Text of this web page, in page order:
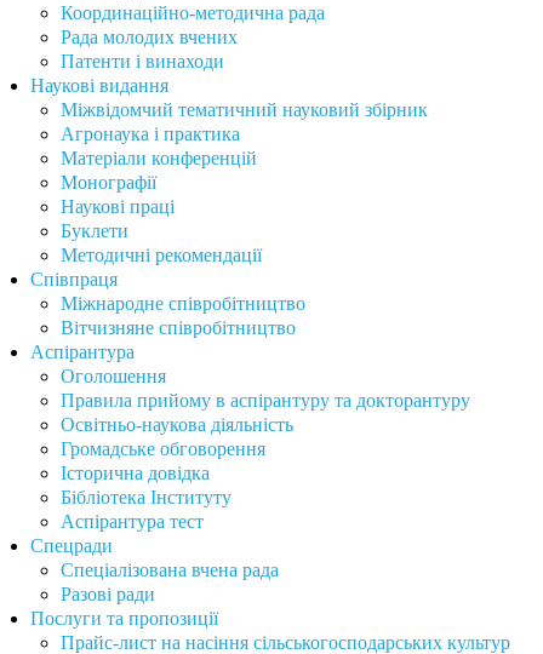
Координаційно-методична рада
Рада молодих вчених
Патенти і винаходи
Наукові видання
Міжвідомчий тематичний науковий збірник
Агронаука і практика
Матеріали конференцій
Монографії
Наукові праці
Буклети
Методичні рекомендації
Співпраця
Міжнародне співробітництво
Вітчизняне співробітництво
Аспірантура
Оголошення
Правила прийому в аспірантуру та докторантуру
Освітньо-наукова діяльність
Громадське обговорення
Історична довідка
Бібліотека Інституту
Аспірантура тест
Спецради
Спеціалізована вчена рада
Разові ради
Послуги та пропозиції
Прайс-лист на насіння сільськогосподарських культур